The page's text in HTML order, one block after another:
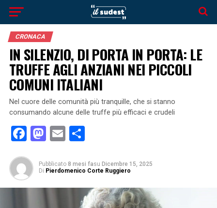
CRONACA
IN SILENZIO, DI PORTA IN PORTA: LE
TRUFFE AGLI ANZIANI NEI PICCOLI
COMUNI ITALIANI
Nel cuore delle comunità più tranquille, che si stanno
consumando alcune delle truffe più efficaci e crudeli
Facebook
Mastodon
EmailCondividi
Pubblicato 8 mesi fasu Dicembre 15, 2025
Di Pierdomenico Corte Ruggiero